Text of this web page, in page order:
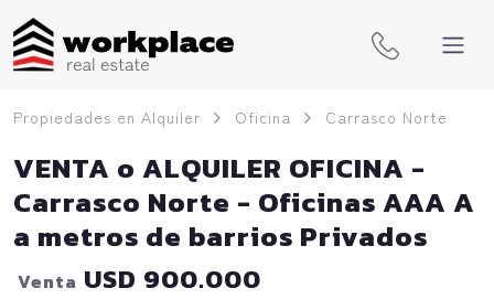
Propiedades en Alquiler Oficina Carrasco Norte
VENTA o ALQUILER OFICINA -
Carrasco Norte - Oficinas AAA A
a metros de barrios Privados
Venta USD 900.000